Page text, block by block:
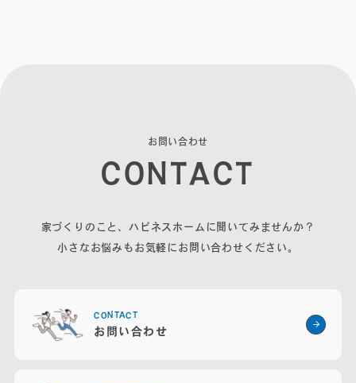
佐賀県佐賀市大和町東山田2311-1
0952-20-2232
お 問い合わせ
CONTACT
家づくりのこと、ハピネスホームに聞いてみませんか？
小さなお悩みもお気軽にお問い合わせください。
CONTACT
お問い合わせ